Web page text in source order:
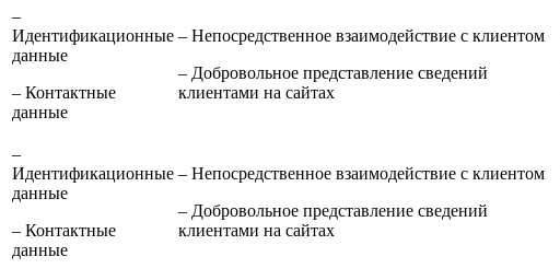
–
Идентификационные
данные
– Контактные
данные
– Непосредственное взаимодействие с клиентом
– Добровольное представление сведений
клиентами на сайтах
–
Идентификационные
данные
– Контактные
данные
– Непосредственное взаимодействие с клиентом
– Добровольное представление сведений
клиентами на сайтах